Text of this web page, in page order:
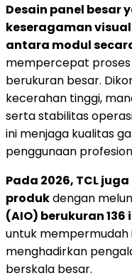
Desain panel besar
keseragaman
antara modul
mempercepat proses
berukuran besar.
kecerahan tinggi,
serta stabilitas
ini menjaga kualitas
penggunaan
Pada 2026, TCL
produkdengan
(AIO) berukuran 136
untuk mempermudah
menghadirkan
berskala besar.